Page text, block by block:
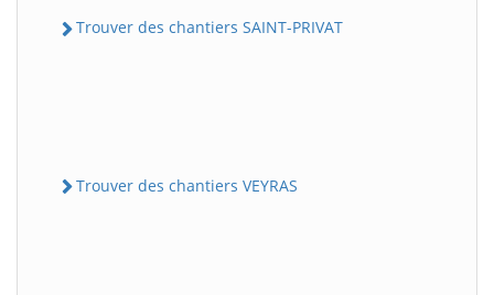
Trouver des chantiers SAINT-PRIVAT
Trouver des chantiers VEYRAS